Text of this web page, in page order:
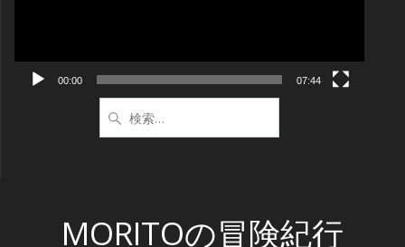
00:00 07:44
索:
MORITOの冒険紀行